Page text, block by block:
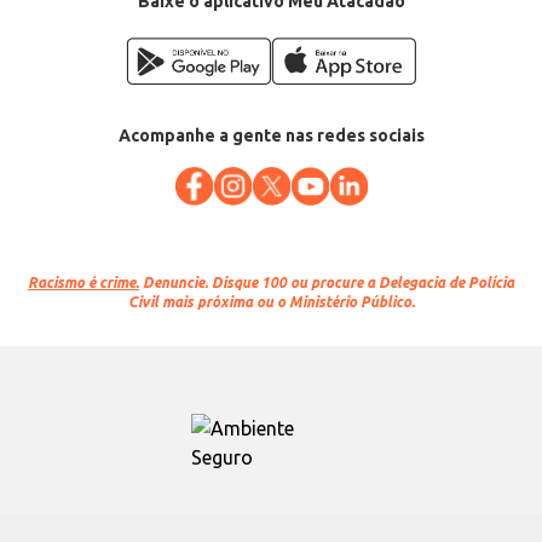
Acompanhe a gente nas redes sociais
Racismo é crime. Denuncie. Disque 100 ou procure a Delegacia de Polícia
Civil mais próxima ou o Ministério Público.